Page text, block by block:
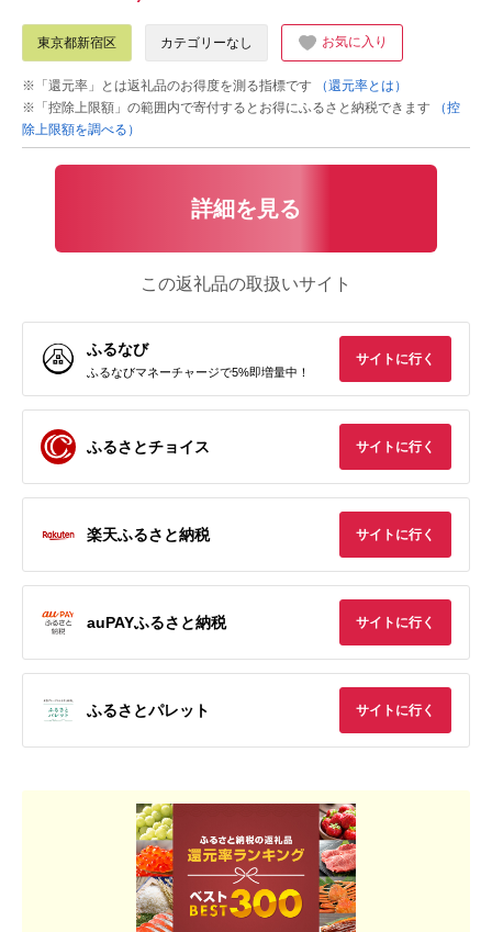
東京都新宿区 カテゴリーなし お気に入り
※「還元率」とは返礼品のお得度を測る指標です
（還元率とは）
※「控除上限額」の範囲内で寄付するとお得にふるさと納税できます
（控
除上限額を調べる）
詳細を見る
この返礼品の取扱いサイト
ふるなび
ふるなびマネーチャージで5%即増量中！
サイトに行く
ふるさとチョイス サイトに行く
楽天ふるさと納税 サイトに行く
auPAYふるさと納税 サイトに行く
ふるさとパレット サイトに行く